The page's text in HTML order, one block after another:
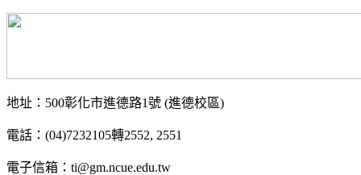
地址：500彰化市進德路1號 (進德校區)
電話：(04)7232105轉2552, 2551
電子信箱：ti@gm.ncue.edu.tw